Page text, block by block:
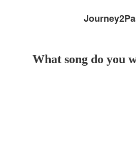
What song do you